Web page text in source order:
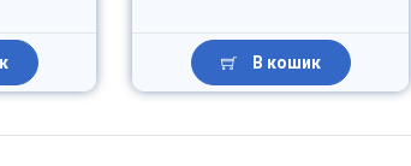
В кошик